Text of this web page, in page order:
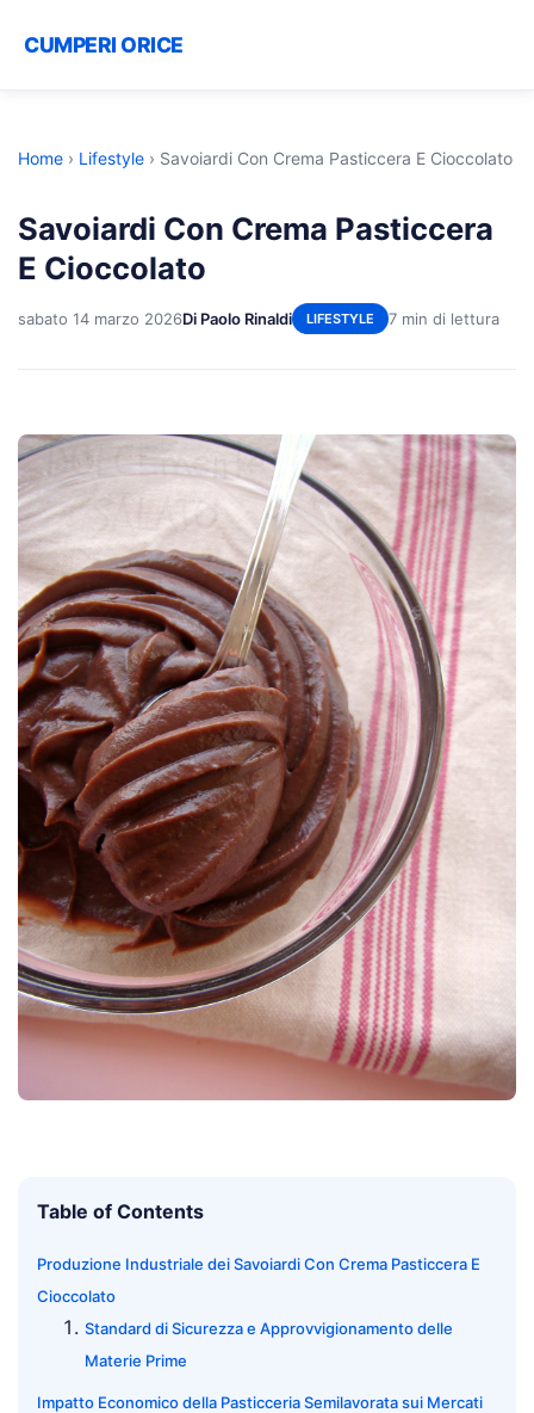
CUMPERI ORICE
Home › Lifestyle › Savoiardi Con Crema Pasticcera E Cioccolato
Savoiardi Con Crema Pasticcera
E Cioccolato
sabato 14 marzo 2026Di Paolo Rinaldi LIFESTYLE 7 min di lettura
Table of Contents
Produzione Industriale dei Savoiardi Con Crema Pasticcera E
Cioccolato
Standard di Sicurezza e Approvvigionamento delle
Materie Prime
Impatto Economico della Pasticceria Semilavorata sui Mercati